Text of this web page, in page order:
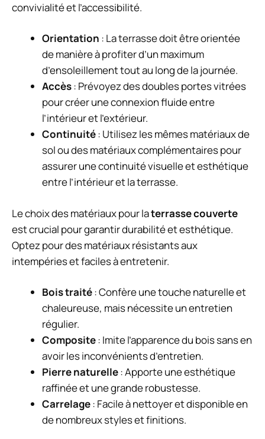
convivialité et l’accessibilité.
Orientation : La terrasse doit être orientée
de manière à profiter d’un maximum
d’ensoleillement tout au long de la journée.
Accès: Prévoyez des doubles portes vitrées
pour créer une connexion fluide entre
l’intérieur et l’extérieur.
Continuité: Utilisez les mêmes matériaux de
sol ou des matériaux complémentaires pour
assurer une continuité visuelle et esthétique
entre l’intérieur et la terrasse.
Le choix des matériaux pour laterrasse couverte
est crucial pour garantir durabilité et esthétique.
Optez pour des matériaux résistants aux
intempéries et faciles à entretenir.
Bois traité: Confère une touche naturelle et
chaleureuse, mais nécessite un entretien
régulier.
Composite: Imite l’apparence du bois sans en
avoir les inconvénients d’entretien.
Pierre naturelle: Apporte une esthétique
raffinée et une grande robustesse.
Carrelage: Facile à nettoyer et disponible en
de nombreux styles et finitions.